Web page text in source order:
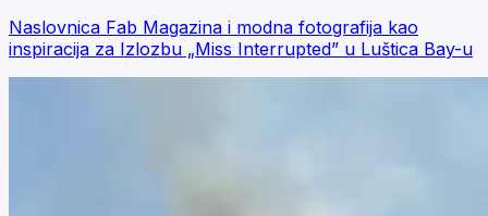
Naslovnica Fab Magazina i modna fotografija kao
inspiracija za Izlozbu „Miss Interrupted” u Luštica Bay-u